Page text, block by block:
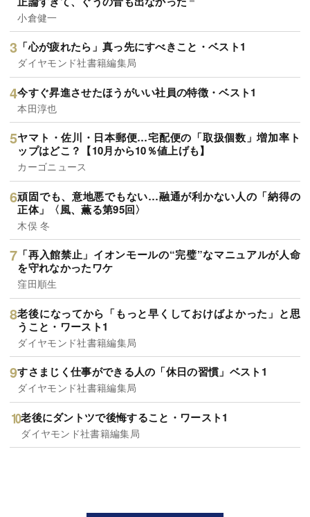
小倉健一
「心が疲れたら」真っ先にすべきこと・ベスト1
ダイヤモンド社書籍編集局
今すぐ昇進させたほうがいい社員の特徴・ベスト1
本田淳也
ヤマト・佐川・日本郵便…宅配便の「取扱個数」増加率ト
ップはどこ？【10月から10％値上げも】
カーゴニュース
頑固でも、意地悪でもない…融通が利かない人の「納得の
正体」〈風、薫る第95回〉
木俣 冬
「再入館禁止」イオンモールの“完璧”なマニュアルが人命
を守れなかったワケ
窪田順生
老後になってから「もっと早くしておけばよかった」と思
うこと・ワースト1
ダイヤモンド社書籍編集局
すさまじく仕事ができる人の「休日の習慣」ベスト1
ダイヤモンド社書籍編集局
老後にダントツで後悔すること・ワースト1
ダイヤモンド社書籍編集局